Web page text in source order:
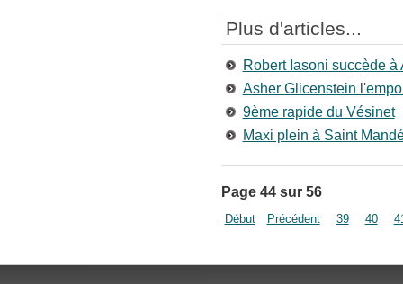
Plus d'articles...
Robert Iasoni succède
Asher Glicenstein
9ème rapide du Vésinet
Maxi plein à Saint
Page 44 sur 56
Début Précédent 39 40